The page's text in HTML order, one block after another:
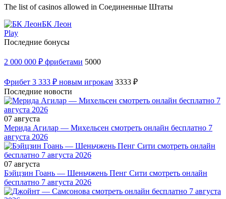
The list of casinos allowed in Соединенные Штаты
БК Леон
Play
Последние бонусы
2 000 000 ₽ фрибетами 5000
Фрибет 3 333 ₽ новым игрокам 3333 ₽
Последние новости
07 августа
Мерида Агилар — Михельсен смотреть онлайн бесплатно 7
августа 2026
07 августа
Бэйцзин Гоань — Шеньчжень Пенг Сити смотреть онлайн
бесплатно 7 августа 2026